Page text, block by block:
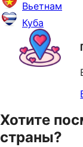
Вьетнам
Куба
Хотите
страны?